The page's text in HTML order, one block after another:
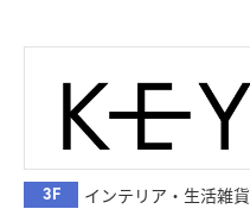
3F
インテリア・生活雑貨